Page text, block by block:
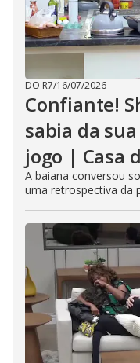
DO R7/16/07/2026
Confiante!
sabia da
jogo | Casa
A baiana conversou
uma retrospectiva da